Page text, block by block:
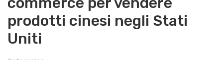
prodotti cinesi negli Stati
Uniti